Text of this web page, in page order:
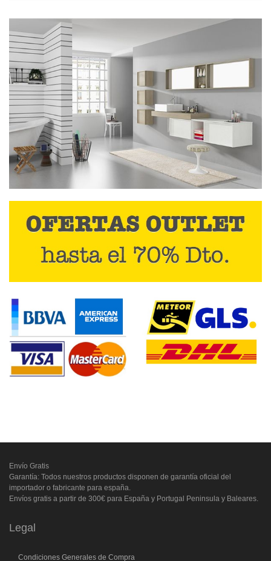
Envío Gratis
Garantía: Todos nuestros productos disponen de garantía oficial del
importador o fabricante para españa.
Envíos gratis a partir de 300€ para España y Portugal Peninsula y Baleares.
Legal
Condiciones Generales de Compra